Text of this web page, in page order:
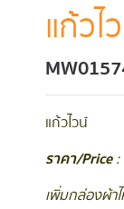
แก้วไ
แก้วไวน์
ราคา/Price:
เพิ่มกล่องผ้า